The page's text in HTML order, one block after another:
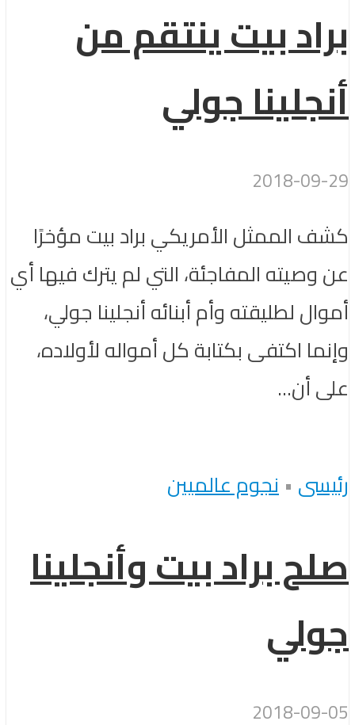
براد بيت ينتقم من
أنجلينا جولي
2018-09-29
كشف الممثل الأمريكي براد بيت مؤخرًا
عن وصيته المفاجئة، التي لم يترك فيها أي
أموال لطليقته وأم أبنائه أنجلينا جولي،
وإنما اكتفى بكتابة كل أمواله لأولاده،
على أن...
رئيسى •نجوم عالميين
صلح براد بيت وأنجلينا
جولي
2018-09-05